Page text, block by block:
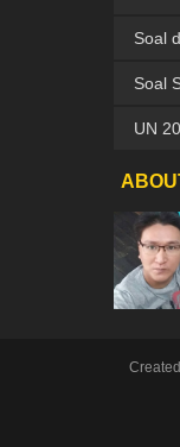
Soal
Soal
UN